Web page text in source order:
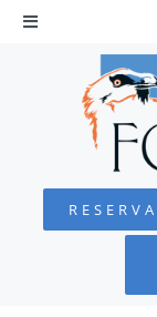
Saltar
Toggle
Navigation
FUNDACIÓN